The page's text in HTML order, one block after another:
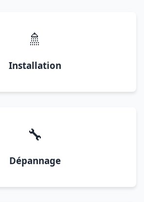
🚿
Installation
🔧
Dépannage